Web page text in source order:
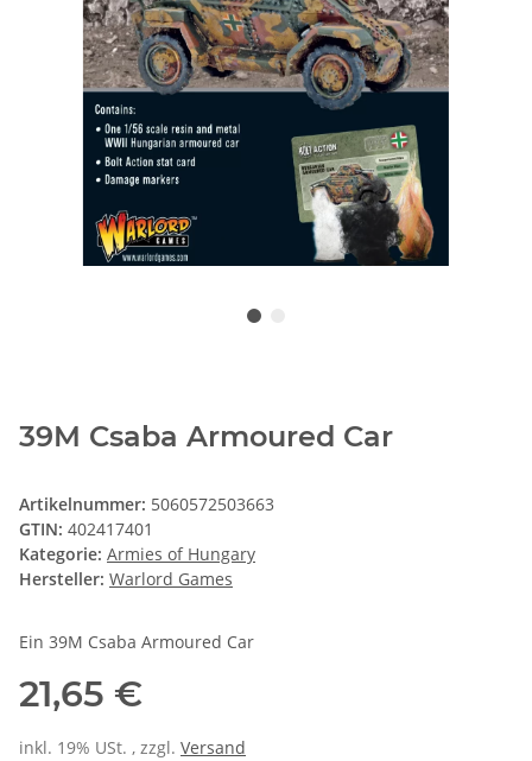
39M Csaba Armoured Car
Artikelnummer: 5060572503663
GTIN: 402417401
Kategorie: Armies of Hungary
Hersteller: Warlord Games
Ein 39M Csaba Armoured Car
21,65 €
inkl. 19% USt. , zzgl. Versand